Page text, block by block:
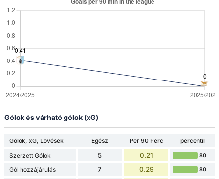
Gólok és várható gólok (xG)
Gólok, xG, Lövések Egész Per 90 Perc
percentil
Szerzett Gólok
5 0.21 80
Gól hozzájárulás 7 0.29 80